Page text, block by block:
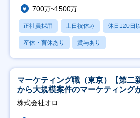
700万~1500万
正社員採用 土日祝休み 休日120日
産休・育休あり 賞与あり
マーケティング職（東京）【第二
から大規模案件のマーケティング
修充実】
株式会社オロ